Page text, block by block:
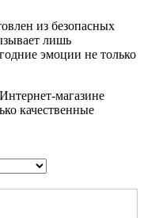
из безопасных
лишь
эмоции не только
магазине
качественные